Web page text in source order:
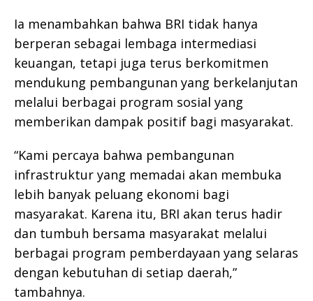
Ia menambahkan bahwa BRI tidak hanya
berperan sebagai lembaga intermediasi
keuangan, tetapi juga terus berkomitmen
mendukung pembangunan yang berkelanjutan
melalui berbagai program sosial yang
memberikan dampak positif bagi masyarakat.
“Kami percaya bahwa pembangunan
infrastruktur yang memadai akan membuka
lebih banyak peluang ekonomi bagi
masyarakat. Karena itu, BRI akan terus hadir
dan tumbuh bersama masyarakat melalui
berbagai program pemberdayaan yang selaras
dengan kebutuhan di setiap daerah,”
tambahnya.